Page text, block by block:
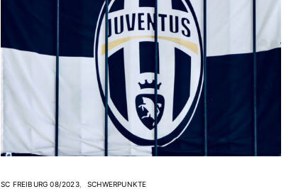
SC FREIBURG 08/2023 SCHWERPUNKTE